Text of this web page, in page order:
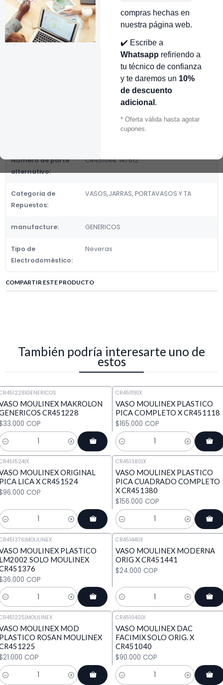
compras hechas en
nuestra página web.
✔️ Escribe a
Whatsapp refiriendo a
tu técnico de confianza
y te daremos un 10%
de descuento
adicional .
* Oferta válida hasta agotar
cupones.
👉 Conocer más…
Mostrar stock de ubicaciones
VASO MOULINEX PLASTICO SUPER MIX LM000305 X CR451044
Número de parte
alternativo:
CR451044, 147612
Categoria de
Repuestos:
VASOS,JARRAS, PORTAVASOS Y TA
manufacture: GENERICOS
Tipo de
Electrodoméstico:
Neveras
COMPARTIR ESTE PRODUCTO
También podría interesarte uno de
estos
|GENERICOS
MOULINEX MAKROLON
CR451228
COP
CR451118|X
VASO MOULINEX PLASTICO
PICA COMPLETO X CR451118
$165.000 COP
Cantidad
|X
MOULINEX ORIGINAL
LICA X CR451524
COP
CR451380|X
VASO MOULINEX PLASTICO
PICA CUADRADO COMPLETO
X CR451380
$156.000 COP
Cantidad
|MOULINEX
MOULINEX PLASTICO
SOLO MOULINEX
COP
CR451441|X
VASO MOULINEX MODERNA
ORIG X CR451441
$24.000 COP
Cantidad
|MOULINEX
MOULINEX MOD
ROSAN MOULINEX
COP
CR451040|X
VASO MOULINEX DAC
FACIMIX SOLO ORIG. X
CR451040
$90.000 COP
Cantidad